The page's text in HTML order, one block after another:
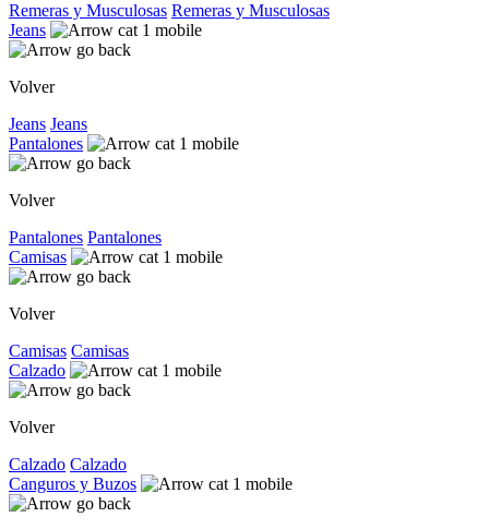
Remeras y Musculosas Remeras y Musculosas
Jeans
Volver
Jeans Jeans
Pantalones
Volver
Pantalones Pantalones
Camisas
Volver
Camisas Camisas
Calzado
Volver
Calzado Calzado
Canguros y Buzos